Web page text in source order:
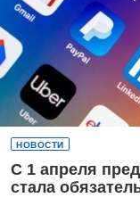
НОВОСТИ
С 1 апреля
стала